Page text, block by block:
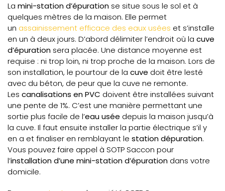
La mini-station d’épuration se situe sous le sol et à
quelques mètres de la maison. Elle permet
un assainissement efficace des eaux usées et s’installe
en un à deux jours. D’abord délimiter l’endroit où la cuve
d’épuration sera placée. Une distance moyenne est
requise : ni trop loin, ni trop proche de la maison. Lors de
son installation, le pourtour de la cuve doit être lesté
avec du béton, de peur que la cuve ne remonte.
Les canalisations en PVC doivent être installées suivant
une pente de 1%. C’est une manière permettant une
sortie plus facile de l’eau usée depuis la maison jusqu’à
la cuve. Il faut ensuite installer la partie électrique s’il y
en a et finaliser en remblayant le station dépuration.
Vous pouvez faire appel à SOTP Saccon pour
l’installation d’une mini-station d’épuration dans votre
domicile.